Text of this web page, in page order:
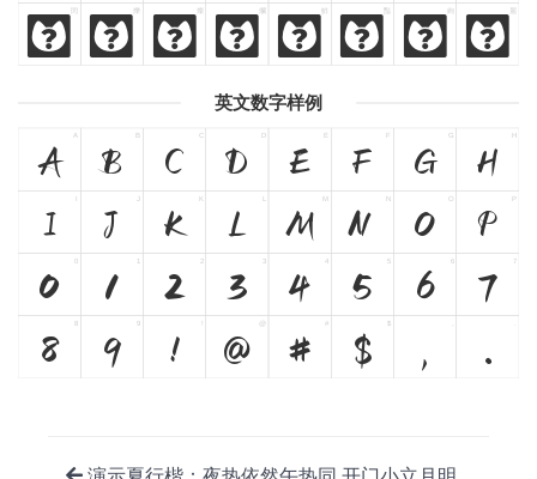
閃
閃 爍
爍 燦
燦 爛
爛 鮮
鮮 豔
豔 絢
絢 麗
麗
英文数字样例
A
A B
B C
C D
D E
E F
F G
G H
H
I J
J K
K L
L M
M N
N O
O P
P
0
0 1
1 2
2 3
3 4
4 5
5 6
6 7
7
8
8 9
9 ! @
@ #
# $
$ , .